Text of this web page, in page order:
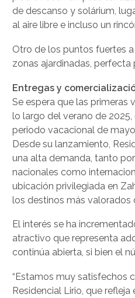
de descanso y solárium,
al aire libre e incluso un
Otro de los puntos fuertes
zonas ajardinadas,
Entregas y
Se espera que las primeras
lo largo del verano de
periodo vacacional de
Desde su lanzamiento,
una alta demanda, tanto
nacionales como
ubicación privilegiada en
los destinos más valorados
El interés se ha
atractivo que representa
continúa abierta, si bien el
“Estamos muy satisfechos
Residencial Lirio, que